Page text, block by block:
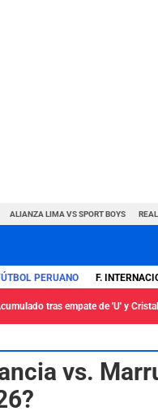
ALIANZA LIMA VS SPORT BOYS
PERUANO F.
tras empate de 'U' y Cristal
vs.